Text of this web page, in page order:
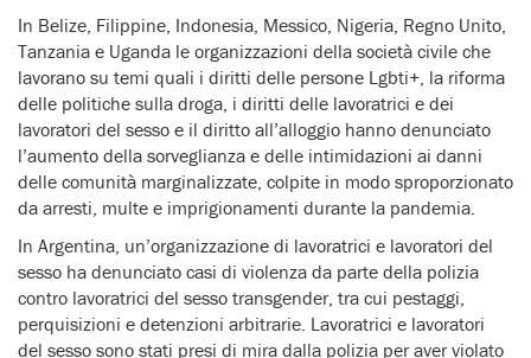
In Belize, Filippine, Indonesia, Messico, Nigeria, Regno Unito,
Tanzania e Uganda le organizzazioni della società civile che
lavorano su temi quali i diritti delle persone Lgbti+, la riforma
delle politiche sulla droga, i diritti delle lavoratrici e dei
lavoratori del sesso e il diritto all’alloggio hanno denunciato
l’aumento della sorveglianza e delle intimidazioni ai danni
delle comunità marginalizzate, colpite in modo sproporzionato
da arresti, multe e imprigionamenti durante la pandemia.
In Argentina, un’organizzazione di lavoratrici e lavoratori del
sesso ha denunciato casi di violenza da parte della polizia
contro lavoratrici del sesso transgender, tra cui pestaggi,
perquisizioni e detenzioni arbitrarie. Lavoratrici e lavoratori
del sesso sono stati presi di mira dalla polizia per aver violato